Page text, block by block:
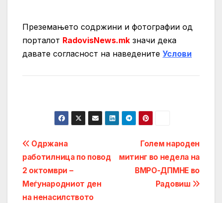
Преземањето содржини и фотографии од
порталот RadovisNews.mk значи дека
давате согласност на нaведените Услови
Post
navigation
Голем народен
митинг во недела на
ВМРО-ДПМНЕ во
Радовиш
Одржана
работилница по повод
2 октомври –
Меѓународниот ден
на ненасилството